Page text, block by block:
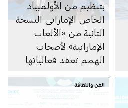
بتنظيم من الأولمبياد
الخاص الإماراتي النسخة
الثانية من «الألعاب
الإماراتية» لأصحاب
الهمم تعقد فعالياتها
الفن والثقافة